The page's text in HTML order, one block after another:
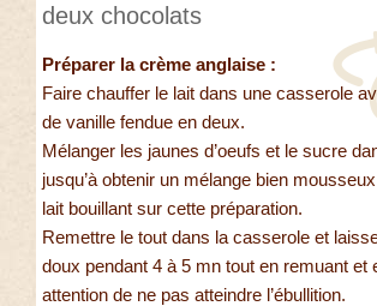
deux chocolats
Préparer la crème anglaise :
Faire chauffer le lait dans une casserole
de vanille fendue en deux.
Mélanger les jaunes d’oeufs et le sucre
jusqu’à obtenir un mélange bien
lait bouillant sur cette préparation.
Remettre le tout dans la casserole et
doux pendant 4 à 5 mn tout en remuant et
attention de ne pas atteindre l’ébullition.